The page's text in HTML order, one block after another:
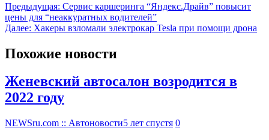
Предыдущая: Сервис каршеринга “Яндекс.Драйв” повысит
цены для “неаккуратных водителей”
Далее: Хакеры взломали электрокар Tesla при помощи дрона
Похожие новости
Женевский автосалон возродится в
2022 году
NEWSru.com :: Автоновости5 лет спустя 0